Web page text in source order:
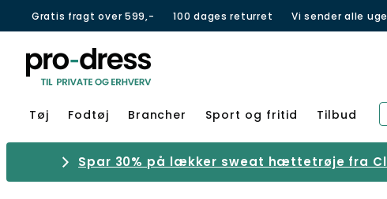
Gratis fragt over 599,- 100 dages returret Vi sender alle
Tøj Fodtøj Brancher Sport og fritid Tilbud
Spar 30% på lækker sweat hættetrøje fra